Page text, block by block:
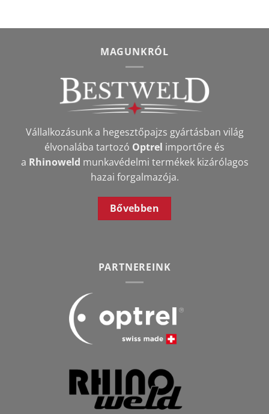
MAGUNKRÓL
Vállalkozásunk a hegesztőpajzs gyártásban világ
élvonalába tartozó Optrel importőre és
a Rhinoweld munkavédelmi termékek kizárólagos
hazai forgalmazója.
Bővebben
PARTNEREINK